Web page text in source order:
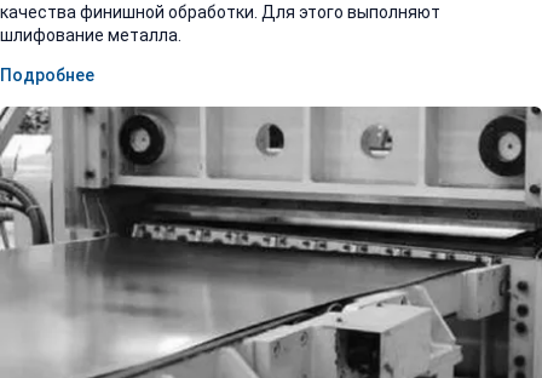
качества финишной обработки. Для этого выполняют
шлифование металла.
Подробнее